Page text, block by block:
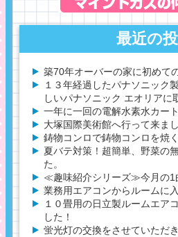
最近の
築70年オーバーの家に初めて
１３年経過したパナソニック
しいパナソニック エオリアに
一年に一回の電解水素水カー
大塚国際美術館へ行って来まし
鋳物コンロで鋳物コンロを焼
夏バテ対策！超簡単、野菜の
た。
≪趣味紹介シリーズ≫今月の
業務用エアコンからルームに
１０畳用の日立製ルームエア
した！
蛍光灯の交換をさせていただき